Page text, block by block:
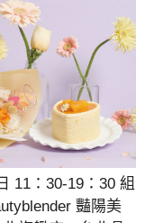
11：30-19：30 組
豔陽美